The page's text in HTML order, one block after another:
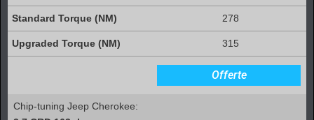
278
315
Offerte
Chip-tuning Jeep Cherokee: